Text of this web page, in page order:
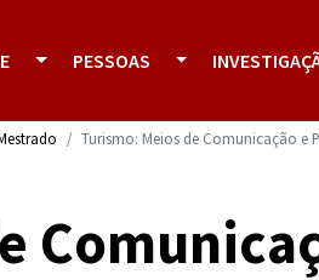
PESSOAS
Turismo: Meios de Comunicação e